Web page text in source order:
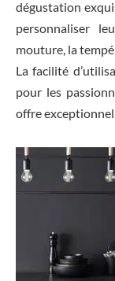
dégustation
personnaliser
mouture, la
La facilité
pour les
offre